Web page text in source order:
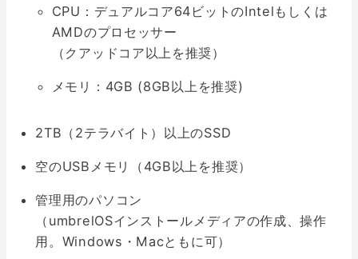
CPU：デュアルコア64ビットのIntelもしくは
AMDのプロセッサー
（クアッドコア以上を推奨）
メモリ：4GB (8GB以上を推奨)
2TB（2テラバイト）以上のSSD
空のUSBメモリ（4GB以上を推奨）
管理用のパソコン
（umbrelOSインストールメディアの作成、操作
用。Windows・Macともに可）